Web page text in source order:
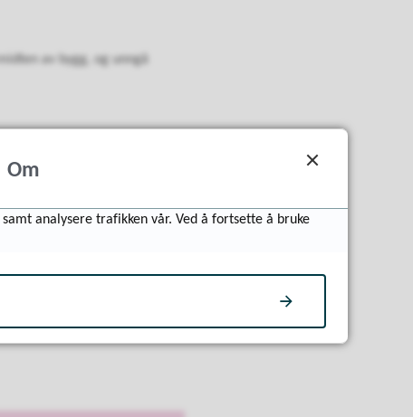
av bygg, og unngå
variere. Sivilforsvaret vil,
tatt i bruk.
Om
analysere trafikken vår. Ved å fortsette å bruke